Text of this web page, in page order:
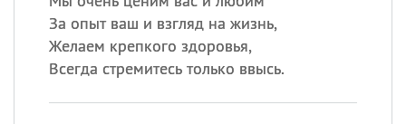
За опыт ваш и взгляд на жизнь,
Желаем крепкого здоровья,
Всегда стремитесь только ввысь.